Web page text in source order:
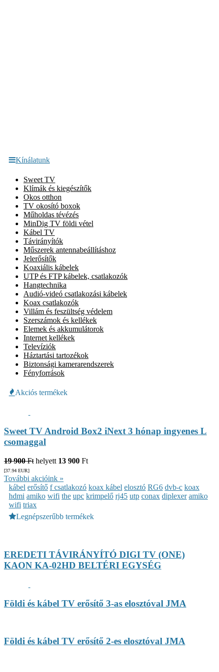
Kínálatunk
Sweet TV
Klímák és kiegészítők
Okos otthon
TV okosító boxok
Műholdas tévézés
MinDig TV földi vétel
Kábel TV
Távirányítók
Műszerek antennabeállításhoz
Jelerősítők
Koaxiális kábelek
UTP és FTP kábelek, csatlakozók
Hangtechnika
Audió-videó csatlakozási kábelek
Koax csatlakozók
Villám és feszültség védelem
Szerszámok és kellékek
Elemek és akkumulátorok
Internet kellékek
Televíziók
Háztartási tartozékok
Biztonsági kamerarendszerek
Fényforrások
Akciós termékek
Sweet TV Android Box2 iNext 3 hónap ingyenes L
csomaggal
19 900 Ft helyett 13 900 Ft
[37.94 EUR]
További akcióink »
kábel erősítő f csatlakozó koax kábel elosztó RG6 dvb-c koax
hdmi amiko wifi the upc krimpelő rj45 utp conax diplexer amiko
wifi triax
Legnépszerűbb termékek
EREDETI TÁVIRÁNYÍTÓ DIGI TV (ONE)
KAON KA-02HD BELTÉRI EGYSÉG
Földi és kábel TV erősítő 3-as elosztóval JMA
Földi és kábel TV erősítő 2-es elosztóval JMA